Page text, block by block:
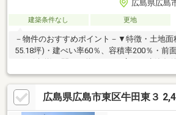
広島県広島
建築条件なし 更地
－物件のおすすめポイント－▼特徴・土地面
55.18坪)・建ぺい率60％、容積率200％・前
ません・お好きなハウスメーカー・工務店
境・マックスバリュ段原店 徒歩4分(約
校 徒歩9分(約670m)・広島段原ショッピング
300m)・広島段原日出郵便局 徒歩4分(約
広島県広島市東区牛田東３